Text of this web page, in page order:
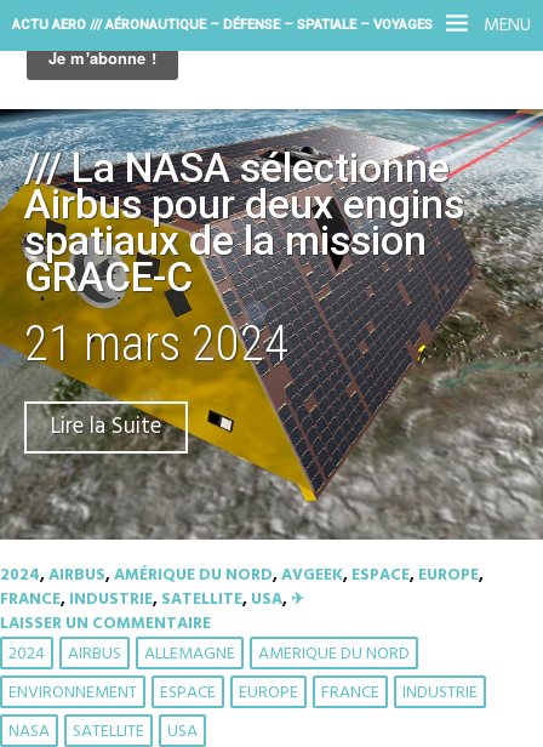
MENU
ACTU AERO /// AÉRONAUTIQUE – DÉFENSE – SPATIALE – VOYAGES
/// La NASA sélectionne
Airbus pour deux engins
spatiaux de la mission
GRACE-C
21 mars 2024
Lire la Suite
2024,AIRBUS,AMÉRIQUE DU NORD,AVGEEK,ESPACE,EUROPE,
FRANCE,INDUSTRIE,SATELLITE,USA,✈︎
LAISSER UN COMMENTAIRE
2024 AIRBUS ALLEMAGNE
AMERIQUE DU NORD
ENVIRONNEMENT
ESPACE EUROPE FRANCE
INDUSTRIE
NASA
SATELLITE USA